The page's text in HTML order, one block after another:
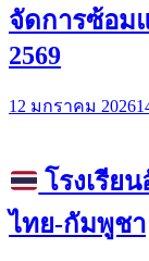
จัดการซ้อม
2569
12 มกราคม 2026
โรงเรีย
ไทย-กัมพูชา